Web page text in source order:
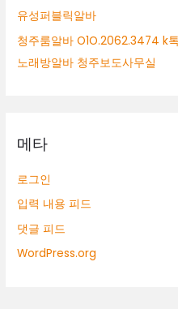
유성퍼블릭알바
청주룸알바 O1O.2062.3474 k
노래방알바 청주보도사무실
메타
로그인
입력 내용 피드
댓글 피드
WordPress.org